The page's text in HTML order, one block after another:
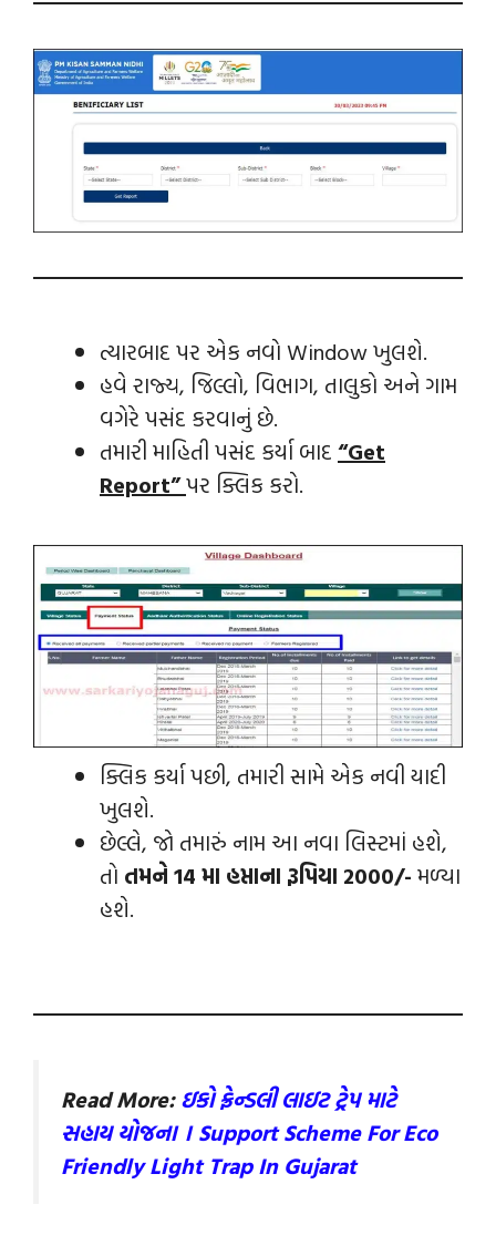
ત્યારબાદ પર એક નવો Window ખુલશે.
હવે રાજ્ય, જિલ્લો, વિભાગ, તાલુકો અને ગામ
વગેરે પસંદ કરવાનું છે.
તમારી માહિતી પસંદ કર્યા બાદ “Get
Report”પર ક્લિક કરો.
ક્લિક કર્યા પછી, તમારી સામે એક નવી યાદી
ખુલશે.
છેલ્લે, જો તમારું નામ આ નવા લિસ્ટમાં હશે,
તો તમને 14 મા હપ્તાના રૂપિયા 2000/- મળ્યા
હશે.
Read More:ઇકો ફ્રેન્ડલી લાઇટ ટ્રેપ માટે
સહાય યોજના । Support Scheme For Eco
Friendly Light Trap In Gujarat